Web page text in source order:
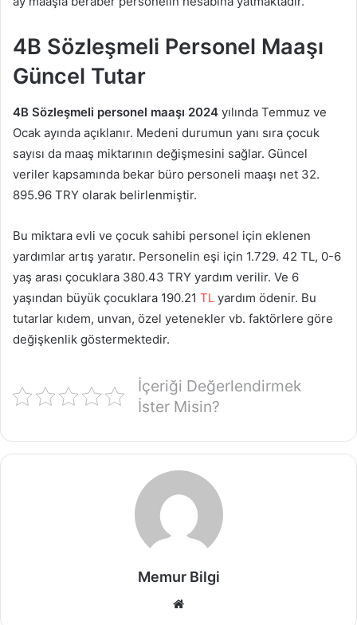
4B Sözleşmeli Personel Maaşı
Güncel Tutar
4B Sözleşmeli personel maaşı 2024 yılında Temmuz ve
Ocak ayında açıklanır. Medeni durumun yanı sıra çocuk
sayısı da maaş miktarının değişmesini sağlar. Güncel
veriler kapsamında bekar büro personeli maaşı net 32.
895.96 TRY olarak belirlenmiştir.
Bu miktara evli ve çocuk sahibi personel için eklenen
yardımlar artış yaratır. Personelin eşi için 1.729. 42 TL, 0-6
yaş arası çocuklara 380.43 TRY yardım verilir. Ve 6
yaşından büyük çocuklara 190.21 TL yardım ödenir. Bu
tutarlar kıdem, unvan, özel yetenekler vb. faktörlere göre
değişkenlik göstermektedir.
İçeriği Değerlendirmek
İster Misin?
Memur Bilgi
Web